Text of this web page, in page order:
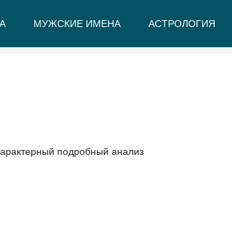
МУЖСКИЕ ИМЕНА АСТРОЛОГИЯ
подробный анализ